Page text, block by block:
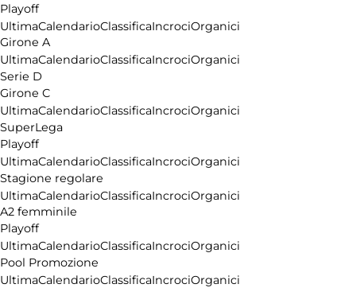
Playoff
UltimaCalendarioClassificaIncrociOrganici
Girone A
UltimaCalendarioClassificaIncrociOrganici
Serie D
Girone C
UltimaCalendarioClassificaIncrociOrganici
SuperLega
Playoff
UltimaCalendarioClassificaIncrociOrganici
Stagione regolare
UltimaCalendarioClassificaIncrociOrganici
A2 femminile
Playoff
UltimaCalendarioClassificaIncrociOrganici
Pool Promozione
UltimaCalendarioClassificaIncrociOrganici